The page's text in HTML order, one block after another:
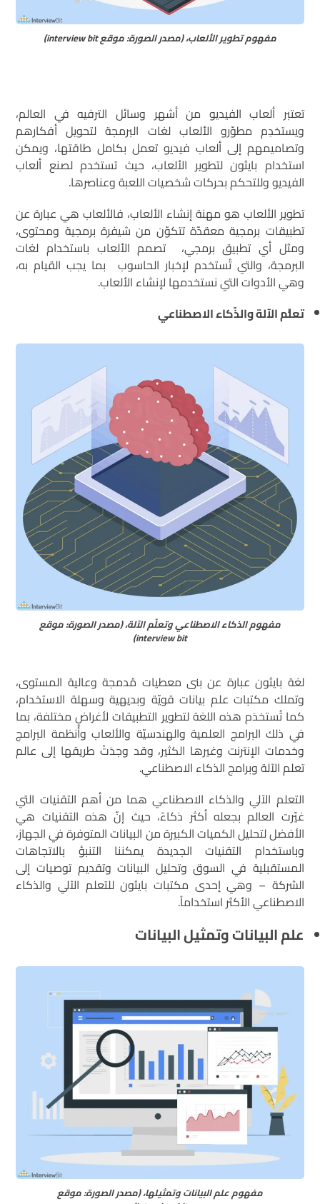
مفهوم تطوير الألعاب، (مصدر الصورة: موقع interview bit)
تعتبر ألعاب الفيديو من أشهر وسائل الترفيه في العالم،
ويستخدِم مطوّرو الألعاب لغات البرمجة لتحويل أفكارهم
وتصاميمهم إلى ألعاب فيديو تعمل بكامل طاقتها، ويمكن
استخدام بايثون لتطوير الألعاب، حيث تستخدم لصنع ألعاب
الفيديو وللتحكم بحركات شخصيات اللعبة وعناصرها.
تطوير الألعاب هو مهنة إنشاء الألعاب، فالألعاب هي عبارة عن
تطبيقات برمجية معقدّة تتكوّن من شيفرة برمجية ومحتوى،
ومثل أي تطبيق برمجي، تصمم الألعاب باستخدام لغات
البرمجة، والتي تُستخدم لإخبار الحاسوب بما يجب القيام به،
وهي الأدوات التي نستخدمها لإنشاء الألعاب.
تعلُّم الآلة والذّكاء الاصطناعي
مفهوم الذكاء الاصطناعي وتعلّم الآلة، (مصدر الصورة: موقع
interview bit)
لغة بايثون عبارة عن بنى معطيات مُدمجة وعالية المستوى،
وتملك مكتبات علم بيانات قويّة وبديهية وسهلة الاستخدام،
كما تُستخدَم هذه اللغة لتطوير التطبيقات لأغراض مختلفة، بما
في ذلك البرامج العلمية والهندسيّة والألعاب وأُنظمة البرامج
وخدمات الإنترنت وغيرها الكثير، وقد وجدَتْ طريقها إلى عالم
تعلم الآلة وبرامج الذكاء الاصطناعي.
التعلم الآلي والذكاء الاصطناعي هما من أهم التقنيات التي
غيّرت العالم بجعله أكثر ذكاءً، حيث إنّ هذه التقنيات هي
الأفضل لتحليل الكميات الكبيرة من البيانات المتوفرة في الجهاز،
وباستخدام التقنيات الجديدة يمكننا التنبؤ بالاتجاهات
المستقبلية في السوق وتحليل البيانات وتقديم توصيات إلى
الشركة – وهي إحدى مكتبات بايثون للتعلم الآلي والذكاء
الاصطناعي الأكثر استخداماً.
علم البيانات وتمثيل البيانات
مفهوم علم البيانات وتمثيلها، (مصدر الصورة: موقع